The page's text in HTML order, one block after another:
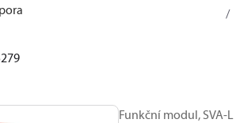
shut-off valves for Industrial
Funkční modul, SVA-L